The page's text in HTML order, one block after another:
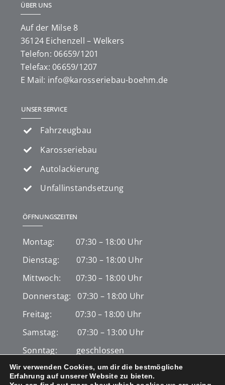
ÜBER UNS
Auf der Milse 8
36124 Eichenzell – Welkers
Telefon: 06659/1201
Telefax: 06659/1207
E Mail: info@karosseriebau-boehm.de
UNSER SERVICE
Fahrzeugbau
Karosseriebau
Autolackierung
Unfallinstandsetzung
ÖFFNUNGSZEITEN
Montag: 07:30 – 18:00 Uhr
Dienstag: 07:30 – 18:00 Uhr
Mittwoch: 07:30 – 18:00 Uhr
Donnerstag: 07:30 – 18:00 Uhr
Freitag: 07:30 – 18:00 Uhr
Samstag: 07:30 – 13:00 Uhr
Sonntag: geschlossen
Wir verwenden Cookies, um dir die bestmögliche
Erfahrung auf unserer Website zu bieten.